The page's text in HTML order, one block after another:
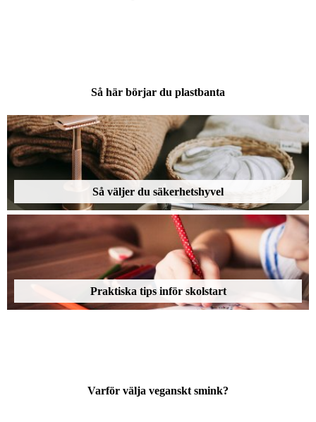
Så här börjar du plastbanta
Så väljer du säkerhetshyvel
Praktiska tips inför skolstart
Varför välja veganskt smink?